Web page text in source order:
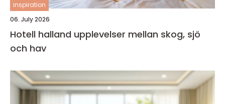
inspiration
06. July 2026
Hotell halland upplevelser mellan skog, sjö
och hav